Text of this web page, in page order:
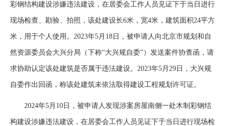
彩钢结构建设涉嫌违法建设，在居委会工作人员见证下于当日进行
现场检查、勘验、拍照，该处建设长6米，宽4米，建筑面积24平方
米，用于个人使用。2023年5月18日，被申请人向北京市规划和自
然资源委员会大兴分局（下称“大兴规自委”）发送案件协查函，请
求协助认定该处建筑是否属于违法建设。2023年5月29日，大兴规
自委作出回函，称该处建筑未依法取得建设工程规划许可证。
2024年5月10日，被申请人发现涉案房屋南侧一处木制彩钢结
构建设涉嫌违法建设，在居委会工作人员见证下于当日进行现场检